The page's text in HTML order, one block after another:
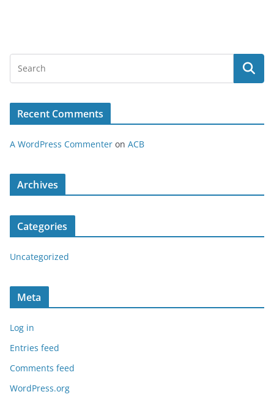
Recent Comments
A WordPress Commenter on ACB
Archives
Categories
Uncategorized
Meta
Log in
Entries feed
Comments feed
WordPress.org